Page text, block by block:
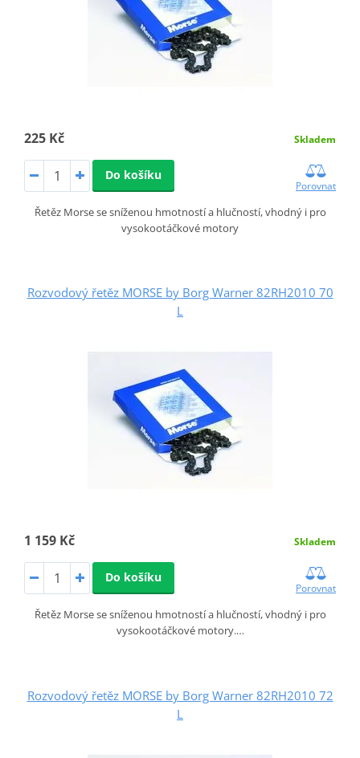
225 Kč Skladem
Do košíku
Porovnat
Řetěz Morse se sníženou hmotností a hlučností, vhodný i pro
vysokootáčkové motory
Rozvodový řetěz MORSE by Borg Warner 82RH2010 70
L
1 159 Kč Skladem
Do košíku
Porovnat
Řetěz Morse se sníženou hmotností a hlučností, vhodný i pro
vysokootáčkové motory.…
Rozvodový řetěz MORSE by Borg Warner 82RH2010 72
L